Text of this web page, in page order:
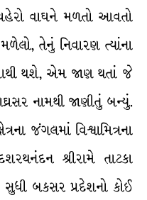
વાઘને મળતો આવતો
તેનું નિવારણ ત્યાંના
થશે, એમ જાણ થતાં જે
નામથી જાણીતું બન્યું.
જંગલમાં વિશ્વામિત્રના
શ્રીરામે તાટકા
સુધી બકસર પ્રદેશનો કોઈ